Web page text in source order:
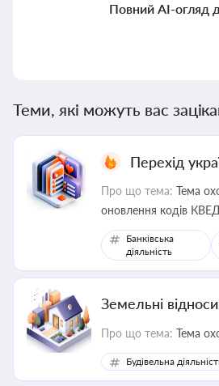
Повний AI-огляд
Теми, які можуть вас
Перехід
Про що тема: Тема
оновлення кодів
Банківська
діяльність
Земельні
Про що тема: Тема
Будівельна